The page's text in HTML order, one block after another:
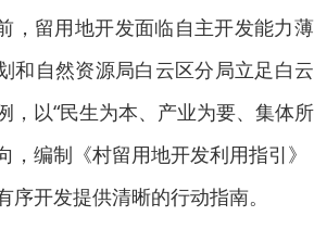
，留用地开发面临自主开发能力
和自然资源局白云区分局立足白
，以“民生为本、产业为要、集体
，编制《村留用地开发利用指引
序开发提供清晰的行动指南。